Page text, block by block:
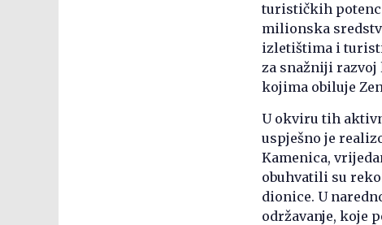
turističkih
milionska
izletištima i
za snažniji
kojima obiluje
U okviru tih
uspješno je
Kamenica,
obuhvatili su
dionice. U
održavanje, koje